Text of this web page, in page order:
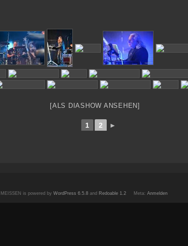
[ALS DIASHOW ANSEHEN]
1 2 ►
is powered by WordPress 6.5.8 and Redoable 1.2 Meta: Anmelden